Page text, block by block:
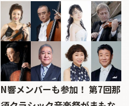
N響メンバーも参加！ 第7回那